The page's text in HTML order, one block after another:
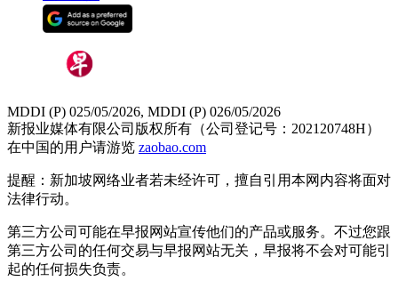
MDDI (P) 025/05/2026, MDDI (P) 026/05/2026
新报业媒体有限公司版权所有（公司登记号：202120748H）
在中国的用户请游览 zaobao.com
提醒：新加坡网络业者若未经许可，擅自引用本网内容将面对
法律行动。
第三方公司可能在早报网站宣传他们的产品或服务。不过您跟
第三方公司的任何交易与早报网站无关，早报将不会对可能引
起的任何损失负责。